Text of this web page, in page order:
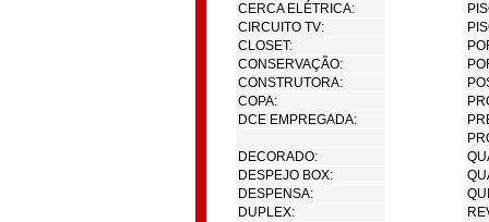
CERCA ELÉTRICA:
CIRCUITO TV:
CLOSET:
CONSERVAÇÃO:
CONSTRUTORA:
COPA:
DCE EMPREGADA:
DECORADO:
DESPEJO BOX:
DESPENSA:
DUPLEX: